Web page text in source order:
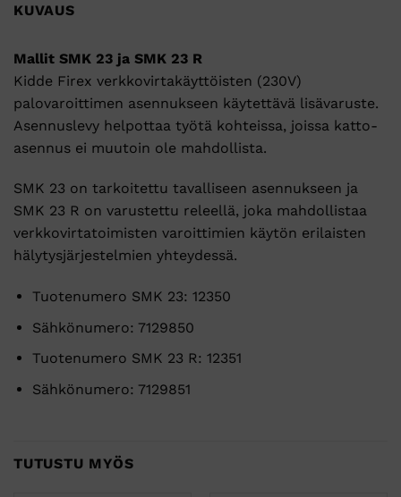
KUVAUS
Mallit SMK 23 ja SMK 23 R
Kidde Firex verkkovirtakäyttöisten (230V)
palovaroittimen asennukseen käytettävä lisävaruste.
Asennuslevy helpottaa työtä kohteissa, joissa katto-
asennus ei muutoin ole mahdollista.
SMK 23 on tarkoitettu tavalliseen asennukseen ja
SMK 23 R on varustettu releellä, joka mahdollistaa
verkkovirtatoimisten varoittimien käytön erilaisten
hälytysjärjestelmien yhteydessä.
Tuotenumero SMK 23: 12350
Sähkönumero: 7129850
Tuotenumero SMK 23 R: 12351
Sähkönumero: 7129851
TUTUSTU MYÖS